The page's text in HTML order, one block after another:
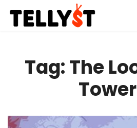
Tag: The
Tower